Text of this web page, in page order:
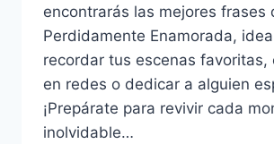
encontrarás las mejores frases
Perdidamente Enamorada,
recordar tus escenas favoritas,
en redes o dedicar a alguien
¡Prepárate para revivir cada
inolvidable…